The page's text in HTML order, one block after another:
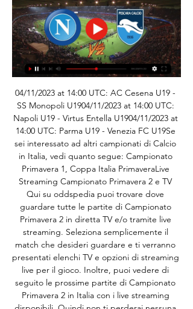
04/11/2023 at 14:00 UTC: AC Cesena U19 -
SS Monopoli U1904/11/2023 at 14:00 UTC:
Napoli U19 - Virtus Entella U1904/11/2023 at
14:00 UTC: Parma U19 - Venezia FC U19Se
sei interessato ad altri campionati di Calcio
in Italia, vedi quanto segue: Campionato
Primavera 1, Coppa Italia PrimaveraLive
Streaming Campionato Primavera 2 e TV
Qui su oddspedia puoi trovare dove
guardare tutte le partite di Campionato
Primavera 2 in diretta TV e/o tramite live
streaming. Seleziona semplicemente il
match che desideri guardare e ti verranno
presentati elenchi TV e opzioni di streaming
live per il gioco. Inoltre, puoi vedere di
seguito le prossime partite di Campionato
Primavera 2 in Italia con i live streaming